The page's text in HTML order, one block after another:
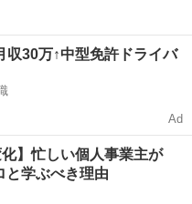
収30万↑中型免許ドライバ
Ad
化】忙しい個人事業主が
と学ぶべき理由